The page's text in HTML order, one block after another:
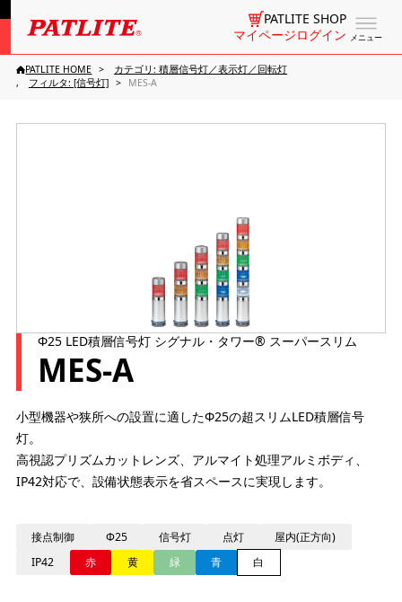
メニュー
PATLITE SHOP
マイページログイン
PATLITE HOME
カテゴリ: 積層信号灯／表示灯／回転灯
フィルタ: [信号灯]
MES-A
Φ25 LED積層信号灯 シグナル・タワー® スーパースリム
MES-A
小型機器や狭所への設置に適したΦ25の超スリムLED積層信号
灯。
高視認プリズムカットレンズ、アルマイト処理アルミボディ、
IP42対応で、設備状態表示を省スペースに実現します。
接点制御 Φ25 信号灯 点灯
屋内(正方向)
IP42
赤 黄 緑 青 白